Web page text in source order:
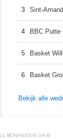
3 Sint-
4 BBC Putte
5 Basket
6 Basket
Bekijk alle
BONHEIDEN G14 B